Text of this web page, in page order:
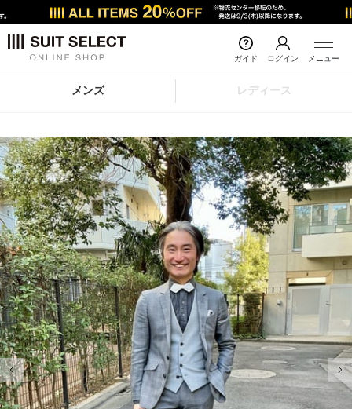
ガイド ログイン メニュー
メンズ レディース
前の画像 次